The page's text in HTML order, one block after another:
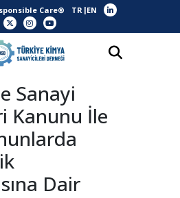
Care® TR EN
Sanayi
Kanunu İle
Dair